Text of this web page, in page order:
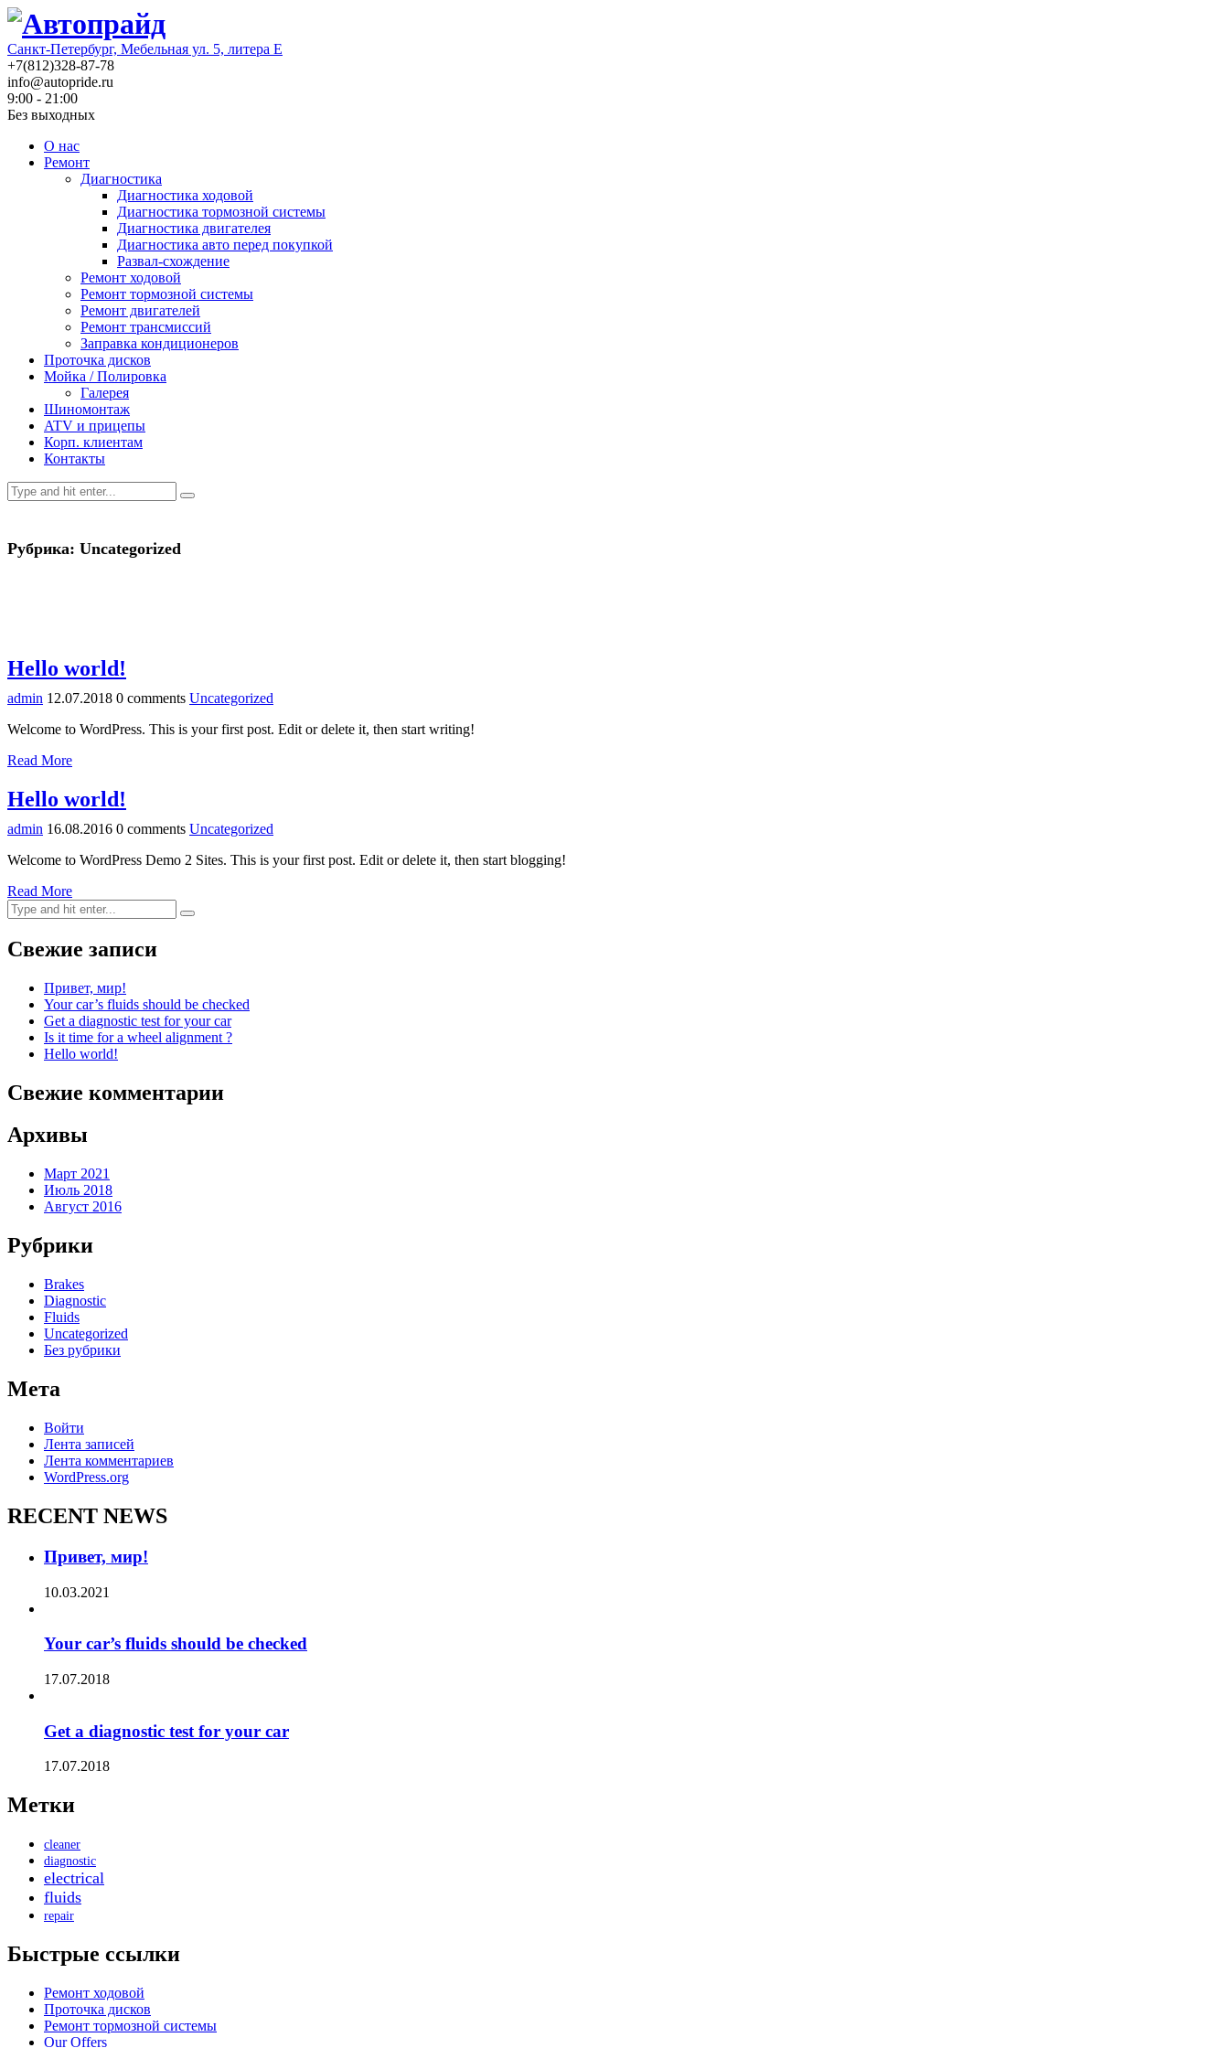
Санкт-Петербург, Мебельная ул. 5, литера Е
+7(812)328-87-78
info@autopride.ru
9:00 - 21:00
Без выходных
О нас
Ремонт
Диагностика
Диагностика ходовой
Диагностика тормозной системы
Диагностика двигателея
Диагностика авто перед покупкой
Развал-схождение
Ремонт ходовой
Ремонт тормозной системы
Ремонт двигателей
Ремонт трансмиссий
Заправка кондиционеров
Проточка дисков
Мойка / Полировка
Галерея
Шиномонтаж
ATV и прицепы
Корп. клиентам
Контакты
Рубрика: Uncategorized
Hello world!
admin 12.07.2018 0 comments Uncategorized
Welcome to WordPress. This is your first post. Edit or delete it, then start writing!
Read More
Hello world!
admin 16.08.2016 0 comments Uncategorized
Welcome to WordPress Demo 2 Sites. This is your first post. Edit or delete it, then start blogging!
Read More
Свежие записи
Привет, мир!
Your car’s fluids should be checked
Get a diagnostic test for your car
Is it time for a wheel alignment ?
Hello world!
Свежие комментарии
Архивы
Март 2021
Июль 2018
Август 2016
Рубрики
Brakes
Diagnostic
Fluids
Uncategorized
Без рубрики
Мета
Войти
Лента записей
Лента комментариев
WordPress.org
RECENT NEWS
Привет, мир!
10.03.2021
Your car’s fluids should be checked
17.07.2018
Get a diagnostic test for your car
17.07.2018
Метки
cleaner
diagnostic
electrical
fluids
repair
Быстрые ссылки
Ремонт ходовой
Проточка дисков
Ремонт тормозной системы
Our Offers